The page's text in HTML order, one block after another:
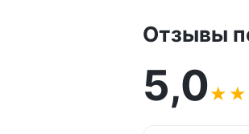
Отзывы
5,0★ ★